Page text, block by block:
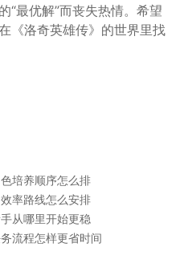
“最优解”而丧失热情。希望
《洛奇英雄传》的世界里找
培养顺序怎么排
率路线怎么安排
从哪里开始更稳
流程怎样更省时间